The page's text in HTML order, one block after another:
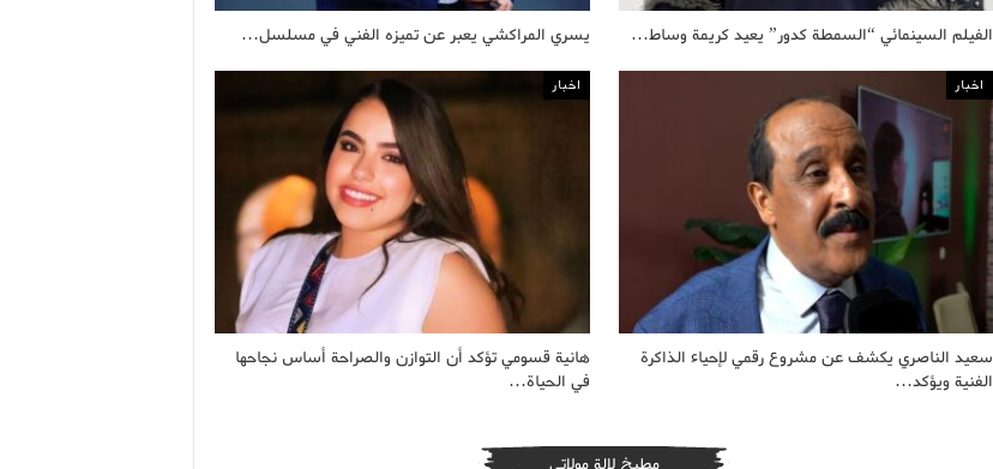
الفيلم السينمائي “السمطة كدور” يعيد كريمة وساط… يسري المراكشي يعبر عن تميزه الفني في مسلسل…
اخبار
سعيد الناصري يكشف عن مشروع رقمي لإحياء الذاكرة
الفنية ويؤكد…
اخبار
هانية قسومي تؤكد أن التوازن والصراحة أساس نجاحها
في الحياة…